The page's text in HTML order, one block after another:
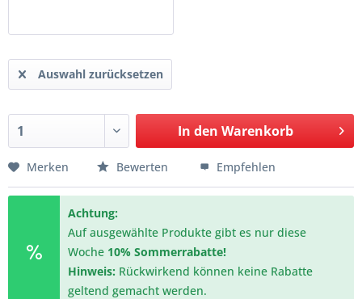
Auswahl zurücksetzen
In den Warenkorb
Merken Bewerten Empfehlen
Achtung:
Auf ausgewählte Produkte gibt es nur diese
Woche 10% Sommerrabatte!
Hinweis: Rückwirkend können keine Rabatte
geltend gemacht werden.